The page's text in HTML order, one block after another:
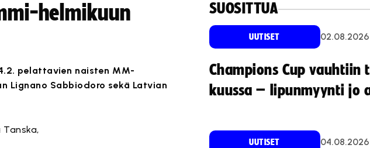
helmikuun
pelattavien naisten MM-
Lignano Sabbiodoro sekä Latvian
SUOSITTUA
UUTISET 02.08.2026
Champions Cup vauhtiin
kuussa – lipunmyynti jo
UUTISET 04.08.2026